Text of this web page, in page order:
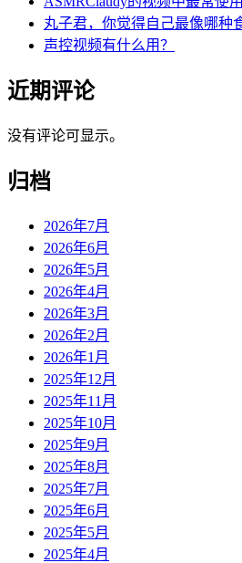
丸子君，你觉得自己最像哪种
声控视频有什么用？
近期评论
没有评论可显示。
归档
2026年7月
2026年6月
2026年5月
2026年4月
2026年3月
2026年2月
2026年1月
2025年12月
2025年11月
2025年10月
2025年9月
2025年8月
2025年7月
2025年6月
2025年5月
2025年4月